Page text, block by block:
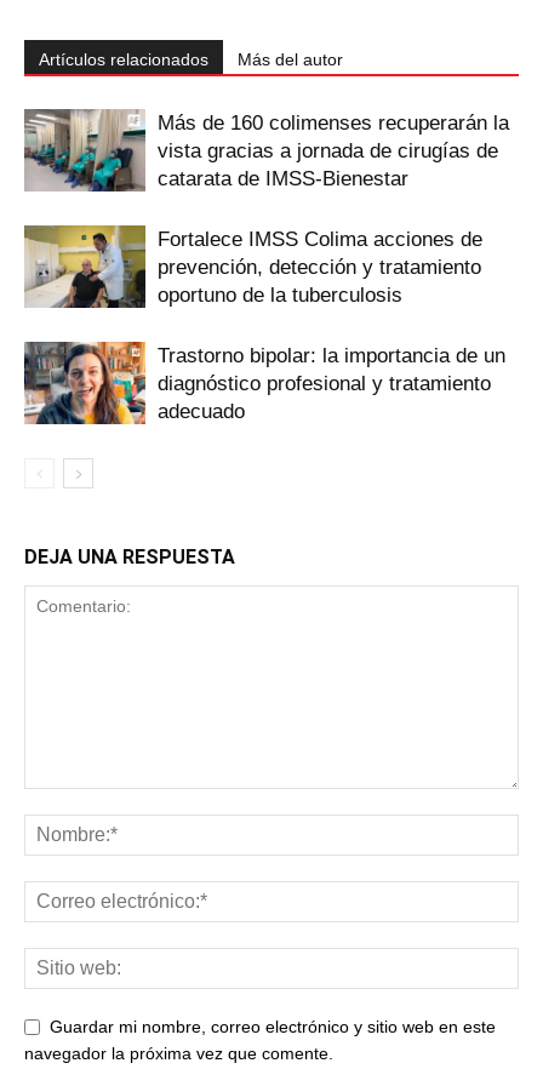
Artículos relacionados Más del autor
Más de 160 colimenses recuperarán la
vista gracias a jornada de cirugías de
catarata de IMSS-Bienestar
Fortalece IMSS Colima acciones de
prevención, detección y tratamiento
oportuno de la tuberculosis
Trastorno bipolar: la importancia de un
diagnóstico profesional y tratamiento
adecuado
DEJA UNA RESPUESTA
Guardar mi nombre, correo electrónico y sitio web en este
navegador la próxima vez que comente.